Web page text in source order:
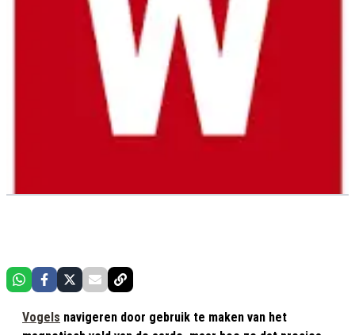
Vogels navigeren door gebruik te maken van het